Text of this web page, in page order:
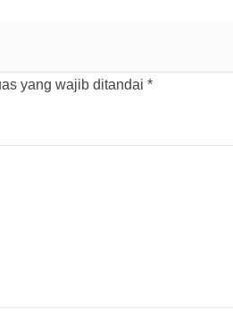
yang wajib ditandai *